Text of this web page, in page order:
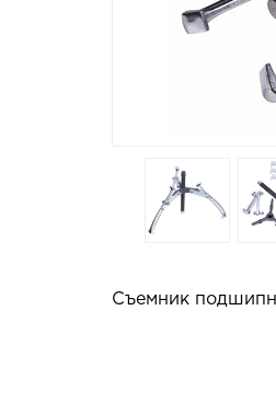
Съемник